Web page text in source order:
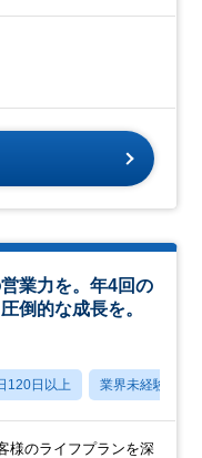
業力を。年4回の
倒的な成長を。
120日以上 業界未経験OK
様のライフプランを深